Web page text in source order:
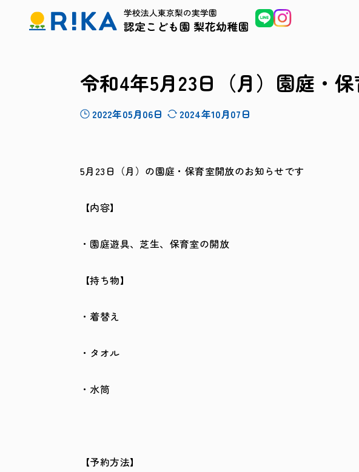
令和4年5月23日（月）園庭・
2022年05月06日 2024年10月07日
5月23日（月）の園庭・保育室開放のお知らせです
【内容】
・園庭遊具、芝生、保育室の開放
【持ち物】
・着替え
・タオル
・水筒
【予約方法】